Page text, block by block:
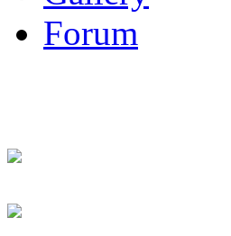
Forum